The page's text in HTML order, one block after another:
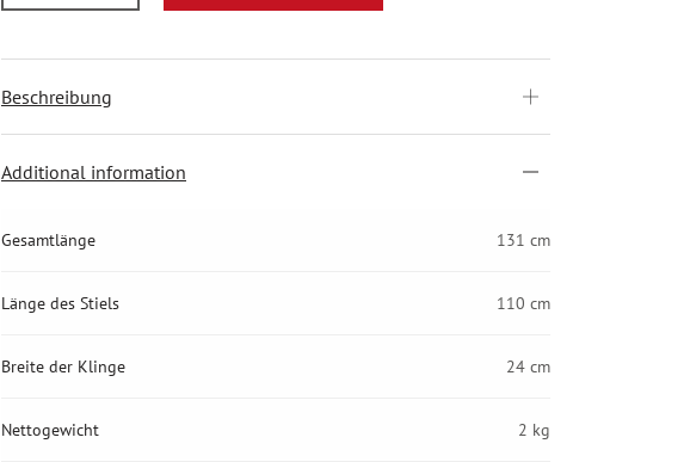
Beschreibung
Additional information
Gesamtlänge 131 cm
Länge des Stiels 110 cm
Breite der Klinge 24 cm
Nettogewicht 2 kg